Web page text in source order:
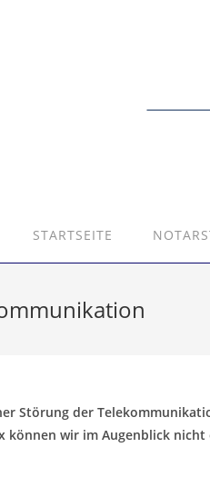
STARTSEITE
Störung der
können wir im Augenblick nicht